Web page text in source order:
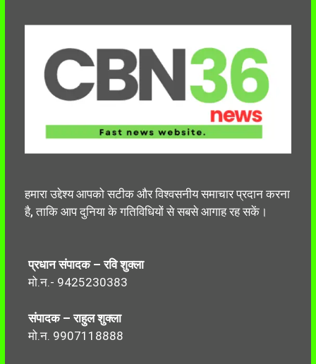
हमारा उद्देश्य आपको सटीक और विश्वसनीय समाचार प्रदान करना
है, ताकि आप दुनिया के गतिविधियों से सबसे आगाह रह सकें।
प्रधान संपादक – रवि शुक्ला
मो.न.- 9425230383
संपादक – राहुल शुक्ला
मो.न. 9907118888